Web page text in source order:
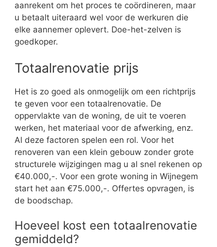
aanrekent om het proces te coördineren, maar
u betaalt uiteraard wel voor de werkuren die
elke aannemer oplevert. Doe-het-zelven is
goedkoper.
Totaalrenovatie prijs
Het is zo goed als onmogelijk om een richtprijs
te geven voor een totaalrenovatie. De
oppervlakte van de woning, de uit te voeren
werken, het materiaal voor de afwerking, enz.
Al deze factoren spelen een rol. Voor het
renoveren van een klein gebouw zonder grote
structurele wijzigingen mag u al snel rekenen op
€40.000,-. Voor een grote woning in Wijnegem
start het aan €75.000,-. Offertes opvragen, is
de boodschap.
Hoeveel kost een totaalrenovatie
gemiddeld?